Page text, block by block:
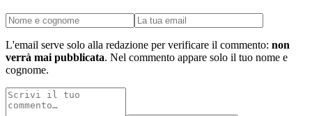
L'email serve solo alla redazione per verificare il commento: non
verrà mai pubblicata. Nel commento appare solo il tuo nome e
cognome.